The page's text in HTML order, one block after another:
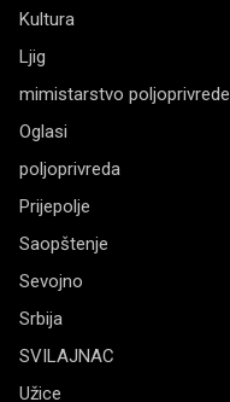
Kultura
Ljig
mimistarstvo poljoprivrede
Oglasi
poljoprivreda
Prijepolje
Saopštenje
Sevojno
Srbija
SVILAJNAC
Užice